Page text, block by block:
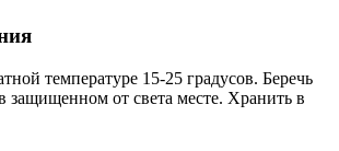
температуре 15-25 градусов. Беречь
защищенном от света месте. Хранить в